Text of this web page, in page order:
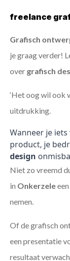
freelance
Grafisch
je graag verder!
over grafisch
‘Het oog wil ook
uitdrukking.
Wanneer je
product, je
design
Niet zo vreemd
in Onkerzeleeen
nemen.
Of de grafisch
een presentatie
resultaat